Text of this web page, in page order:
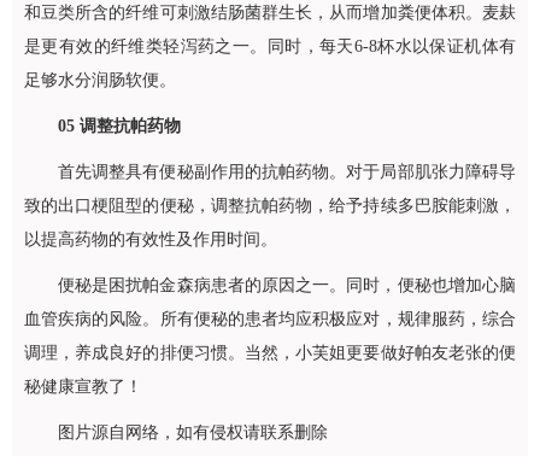
和豆类所含的纤维可刺激结肠菌群生长，从而增加粪便体积。麦麸
是更有效的纤维类轻泻药之一。同时，每天6-8杯水以保证机体有
足够水分润肠软便。
05 调整抗帕药物
首先调整具有便秘副作用的抗帕药物。对于局部肌张力障碍导
致的出口梗阻型的便秘，调整抗帕药物，给予持续多巴胺能刺激，
以提高药物的有效性及作用时间。
便秘是困扰帕金森病患者的原因之一。同时，便秘也增加心脑
血管疾病的风险。所有便秘的患者均应积极应对，规律服药，综合
调理，养成良好的排便习惯。当然，小芙姐更要做好帕友老张的便
秘健康宣教了！
图片源自网络，如有侵权请联系删除